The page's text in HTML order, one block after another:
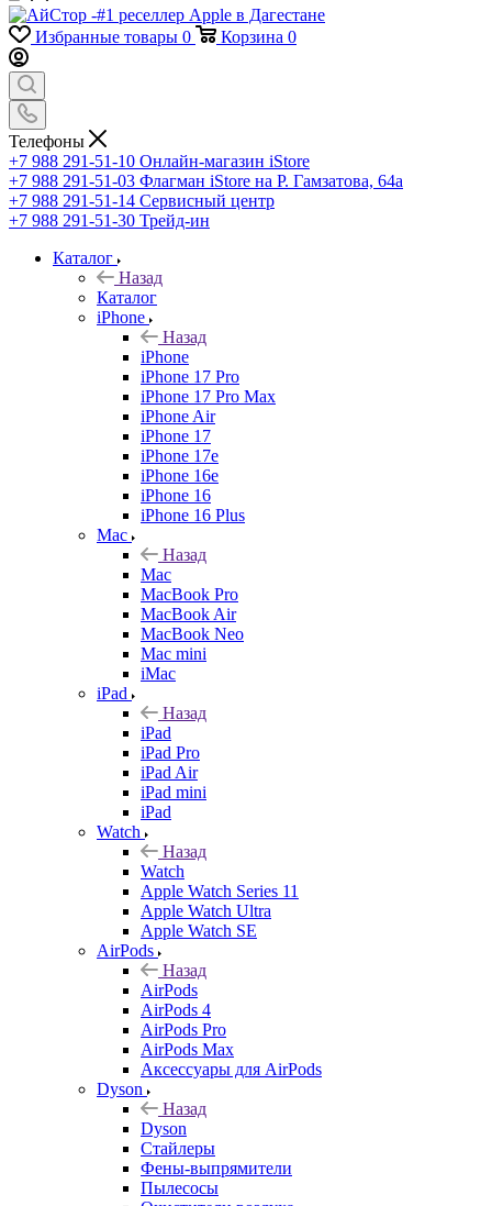
Избранные товары 0 Корзина 0
Телефоны
+7 988 291-51-10 Онлайн-магазин iStore
+7 988 291-51-03 Флагман iStore на Р. Гамзатова, 64а
+7 988 291-51-14 Сервисный центр
+7 988 291-51-30 Трейд-ин
Каталог
Назад
Каталог
iPhone
Назад
iPhone
iPhone 17 Pro
iPhone 17 Pro Max
iPhone Air
iPhone 17
iPhone 17e
iPhone 16e
iPhone 16
iPhone 16 Plus
Mac
Назад
Mac
MacBook Pro
MacBook Air
MacBook Neo
Mac mini
iMac
iPad
Назад
iPad
iPad Pro
iPad Air
iPad mini
iPad
Watch
Назад
Watch
Apple Watch Series 11
Apple Watch Ultra
Apple Watch SE
AirPods
Назад
AirPods
AirPods 4
AirPods Pro
AirPods Max
Аксессуары для AirPods
Dyson
Назад
Dyson
Стайлеры
Фены-выпрямители
Пылесосы